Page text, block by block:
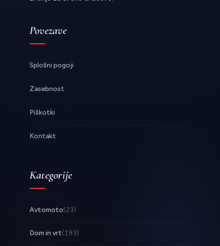
Povezave
Splošni pogoji
Zasebnost
Piškotki
Kontakt
Kategorije
Avtomoto(23)
Dom in vrt(193)